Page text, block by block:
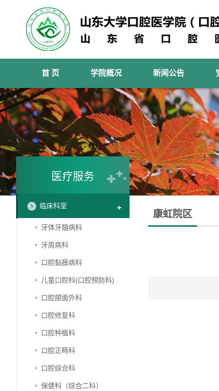
首 页 学院概况 新闻公告
医疗服务
临床科室
牙体牙髓病科
牙周病科
口腔黏膜病科
儿童口腔科(口腔预防科)
口腔颌面外科
口腔修复科
口腔种植科
口腔正畸科
口腔综合科
保健科（综合二科）
康虹院区